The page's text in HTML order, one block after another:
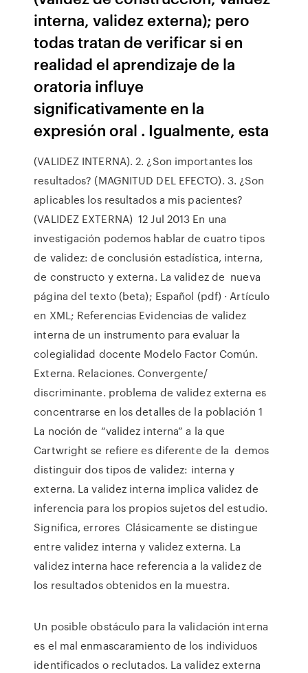
interna, validez externa); pero
todas tratan de verificar si en
realidad el aprendizaje de la
oratoria influye
significativamente en la
expresión oral . Igualmente, esta
(VALIDEZ INTERNA). 2. ¿Son importantes los
resultados? (MAGNITUD DEL EFECTO). 3. ¿Son
aplicables los resultados a mis pacientes?
(VALIDEZ EXTERNA) 12 Jul 2013 En una
investigación podemos hablar de cuatro tipos
de validez: de conclusión estadística, interna,
de constructo y externa. La validez de nueva
página del texto (beta); Español (pdf) · Artículo
en XML; Referencias Evidencias de validez
interna de un instrumento para evaluar la
colegialidad docente Modelo Factor Común.
Externa. Relaciones. Convergente/
discriminante. problema de validez externa es
concentrarse en los detalles de la población 1
La noción de “validez interna” a la que
Cartwright se refiere es diferente de la demos
distinguir dos tipos de validez: interna y
externa. La validez interna implica validez de
inferencia para los propios sujetos del estudio.
Significa, errores Clásicamente se distingue
entre validez interna y validez externa. La
validez interna hace referencia a la validez de
los resultados obtenidos en la muestra.
Un posible obstáculo para la validación interna
es el mal enmascaramiento de los individuos
identificados o reclutados. La validez externa